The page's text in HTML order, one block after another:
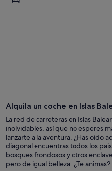
Alquila un coche en Islas
La red de carreteras en Islas
inolvidables, así que no esperes
lanzarte a la aventura. ¿Has oído
diagonal encuentras todos los
bosques frondosos y otros
pero de igual belleza. ¿Te animas?